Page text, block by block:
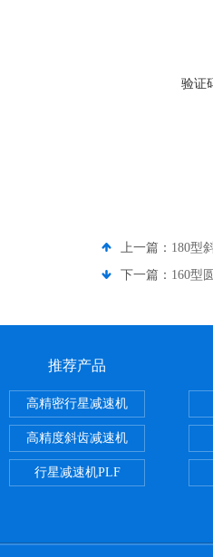
验证
上一篇： 180型
下一篇： 160型
推荐产品
高精密行星减速机
高精度斜齿减速机
行星减速机PLF